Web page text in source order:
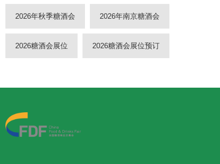
2026年秋季糖酒会 2026年南京糖酒会
2026糖酒会展位 2026糖酒会展位预订